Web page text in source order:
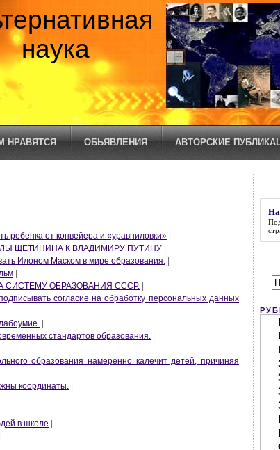
наука
НРАВЯТСЯ ОБЬЯВЛЕНИЯ АВТОРСКИЕ
ребенка от конвейера и «уравниловки»
ЩЕТИНИНА К ВЛАДИМИРУ ПУТИНУ
Илоном Маском в мире образования.
СИСТЕМУ ОБРАЗОВАНИЯ СССР.
согласие на обработку персональных данных
стандартов образования.
образования намеренно калечит детей, причиняя
координаты.
в школе
На